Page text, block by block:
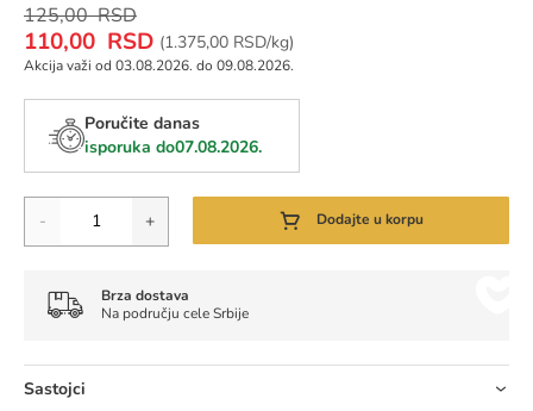
Special
Price
110,00 RSD
Regular
Price
125,00 RSD
(Cena za jedinicu mere:
1.375,00 RSD/kg)
Akcija važi od 03.08.2026. do 09.08.2026.
Poručite danas
isporuka do07.08.2026.
- + Dodajte u korpu
Brza dostava
Na području cele Srbije
Sastojci